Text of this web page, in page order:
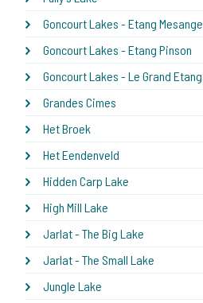
Goncourt Lakes - Etang Mesange
Goncourt Lakes - Etang Pinson
Goncourt Lakes - Le Grand Etang
Grandes Cimes
Het Broek
Het Eendenveld
Hidden Carp Lake
High Mill Lake
Jarlat - The Big Lake
Jarlat - The Small Lake
Jungle Lake